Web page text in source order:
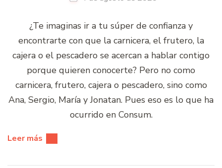
¿Te imaginas ir a tu súper de confianza y
encontrarte con que la carnicera, el frutero, la
cajera o el pescadero se acercan a hablar contigo
porque quieren conocerte? Pero no como
carnicera, frutero, cajera o pescadero, sino como
Ana, Sergio, María y Jonatan. Pues eso es lo que ha
ocurrido en Consum.
Leer más